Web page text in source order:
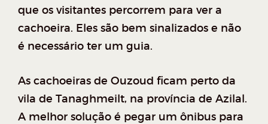
que os visitantes percorrem para ver a
cachoeira. Eles são bem sinalizados e não
é necessário ter um guia.
As cachoeiras de Ouzoud ficam perto da
vila de Tanaghmeilt, na província de Azilal.
A melhor solução é pegar um ônibus para